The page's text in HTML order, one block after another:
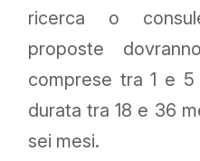
ricerca o
proposte
comprese tra 1 e
durata tra 18 e 36
sei mesi.